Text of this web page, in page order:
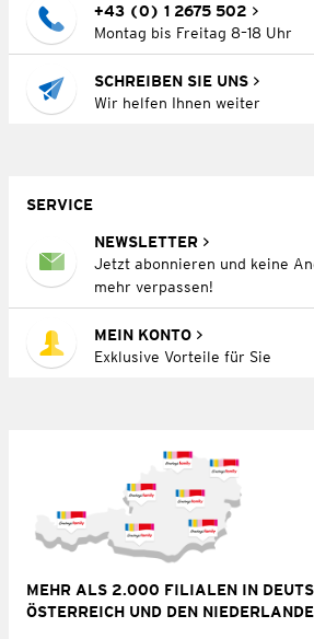
+43 (0) 1 2675 502
Montag bis Freitag 8–18 Uhr
SCHREIBEN SIE UNS
Wir helfen Ihnen weiter
SERVICE
NEWSLETTER
Jetzt abonnieren und keine
mehr verpassen!
MEIN KONTO
Exklusive Vorteile für Sie
MEHR ALS 2.000 FILIALEN IN
ÖSTERREICH UND DEN